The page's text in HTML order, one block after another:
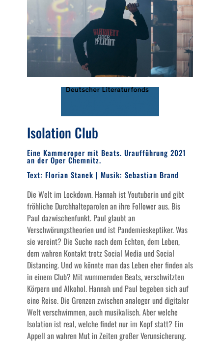
Isolation Club
Eine Kammeroper mit Beats. Uraufführung 2021
an der Oper Chemnitz.
Text: Florian Stanek | Musik: Sebastian Brand
Die Welt im Lockdown. Hannah ist Youtuberin und gibt
fröhliche Durchhalteparolen an ihre Follower aus. Bis
Paul dazwischenfunkt. Paul glaubt an
Verschwörungstheorien und ist Pandemieskeptiker. Was
sie vereint? Die Suche nach dem Echten, dem Leben,
dem wahren Kontakt trotz Social Media und Social
Distancing. Und wo könnte man das Leben eher finden als
in einem Club? Mit wummernden Beats, verschwitzten
Körpern und Alkohol. Hannah und Paul begeben sich auf
eine Reise. Die Grenzen zwischen analoger und digitaler
Welt verschwimmen, auch musikalisch. Aber welche
Isolation ist real, welche findet nur im Kopf statt? Ein
Appell an wahren Mut in Zeiten großer Verunsicherung.